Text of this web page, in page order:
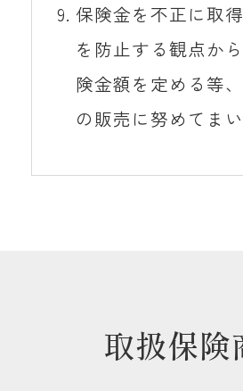
保険金を不正に取
を防止する観点か
険金額を定める等
の販売に努めてまい
取扱保険